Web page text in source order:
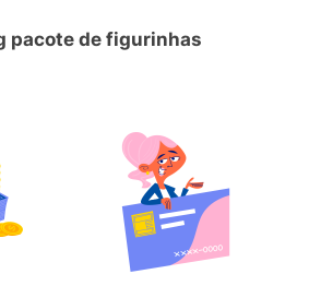
pacote de figurinhas